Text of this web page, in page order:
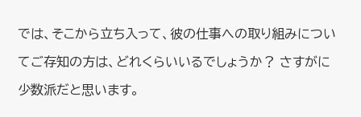
では、そこから立ち入って、彼の仕事への取り組みについ
てご存知の方は、どれくらいいるでしょうか？ さすがに
少数派だと思います。